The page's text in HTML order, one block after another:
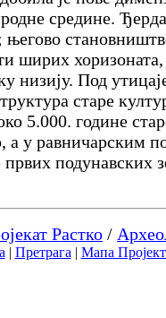
средине.
његово
ширих
низију. Под
старе
5.000. године
а у равничарским
првих
Растко /
| Претрага| Мапа